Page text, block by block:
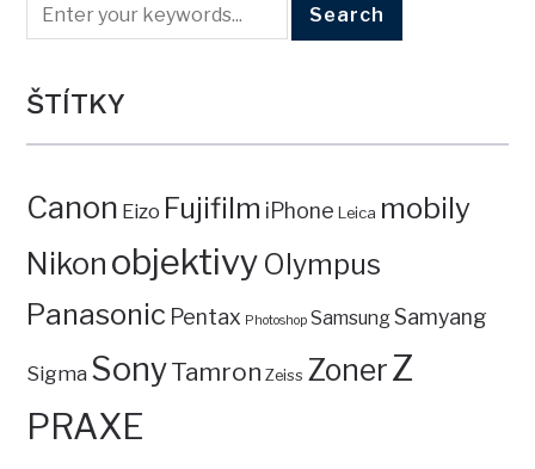
ŠTÍTKY
Canon Eizo Fujifilm iPhone Leica mobily
Nikon objektivy Olympus
Panasonic Pentax Photoshop SamsungSamyang
Sigma SonyTamron Zeiss ZonerZ
PRAXE